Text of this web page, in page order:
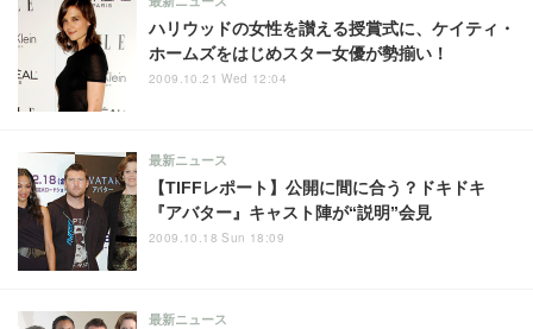
ハリウッドの女性を讃える授賞式に、ケイティ・
ホームズをはじめスター女優が勢揃い！
2009.10.21 Wed 12:04
【TIFFレポート】公開に間に合う？ドキドキ
『アバター』キャスト陣が“説明”会見
最新ニュース
2009.10.18 Sun 18:09
最新ニュース